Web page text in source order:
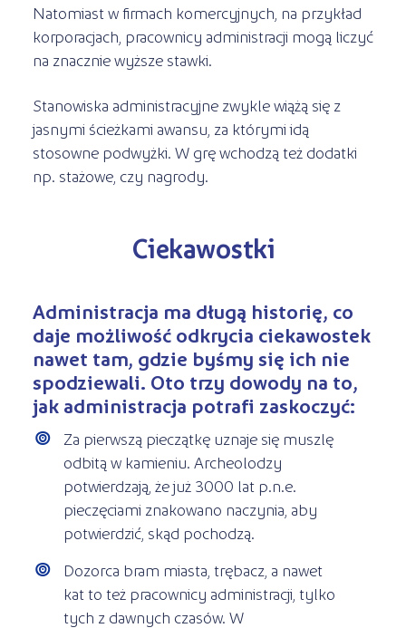
Natomiast w firmach komercyjnych, na przykład
korporacjach, pracownicy administracji mogą liczyć
na znacznie wyższe stawki.
Stanowiska administracyjne zwykle wiążą się z
jasnymi ścieżkami awansu, za którymi idą
stosowne podwyżki. W grę wchodzą też dodatki
np. stażowe, czy nagrody.
Ciekawostki
Administracja ma długą historię, co
daje możliwość odkrycia ciekawostek
nawet tam, gdzie byśmy się ich nie
spodziewali. Oto trzy dowody na to,
jak administracja potrafi zaskoczyć:
Za pierwszą pieczątkę uznaje się muszlę
odbitą w kamieniu. Archeolodzy
potwierdzają, że już 3000 lat p.n.e.
pieczęciami znakowano naczynia, aby
potwierdzić, skąd pochodzą.
Dozorca bram miasta, trębacz, a nawet
kat to też pracownicy administracji, tylko
tych z dawnych czasów. W